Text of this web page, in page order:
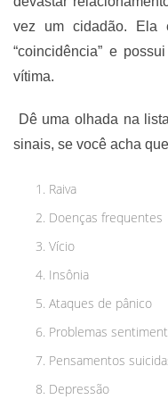
vez um cidadão. Ela
“coincidência” e
vítima.
Dê uma olhada na
sinais, se você acha
Raiva
Doenças frequentes
Vício
Insônia
Ataques de pânico
Problemas
Pensamentos
Depressão